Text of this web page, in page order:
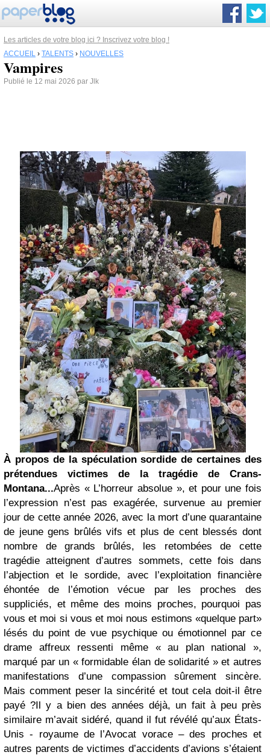
Les articles de votre blog ici ? Inscrivez votre blog !
ACCUEIL › TALENTS › NOUVELLES
Vampires
Publié le 12 mai 2026 par Jlk
À propos de la spéculation sordide de certaines des
prétendues victimes de la tragédie de Crans-
Montana...Après « L’horreur absolue », et pour une fois
l’expression n’est pas exagérée, survenue au premier
jour de cette année 2026, avec la mort d’une quarantaine
de jeune gens brûlés vifs et plus de cent blessés dont
nombre de grands brûlés, les retombées de cette
tragédie atteignent d’autres sommets, cette fois dans
l’abjection et le sordide, avec l’exploitation financière
éhontée de l’émotion vécue par les proches des
suppliciés, et même des moins proches, pourquoi pas
vous et moi si vous et moi nous estimons «quelque part»
lésés du point de vue psychique ou émotionnel par ce
drame affreux ressenti même « au plan national »,
marqué par un « formidable élan de solidarité » et autres
manifestations d’une compassion sûrement sincère.
Mais comment peser la sincérité et tout cela doit-il être
payé ?Il y a bien des années déjà, un fait à peu près
similaire m’avait sidéré, quand il fut révélé qu’aux États-
Unis - royaume de l’Avocat vorace – des proches et
autres parents de victimes d’accidents d’avions s’étaient